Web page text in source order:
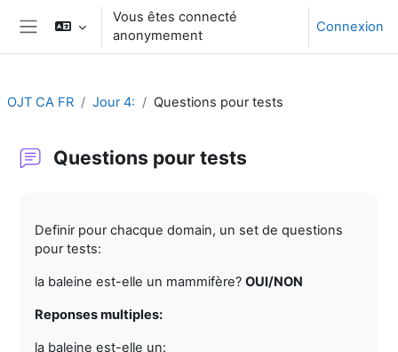
Passer au contenu principal
Panneau latéral
Vous êtes connecté
anonymement
Connexion
OJT CA FR Jour 4: Questions pour tests
Questions pour tests
Definir pour chacque domain, un set de questions
pour tests:
la baleine est-elle un mammifère? OUI/NON
Reponses multiples:
la baleine est-elle un: